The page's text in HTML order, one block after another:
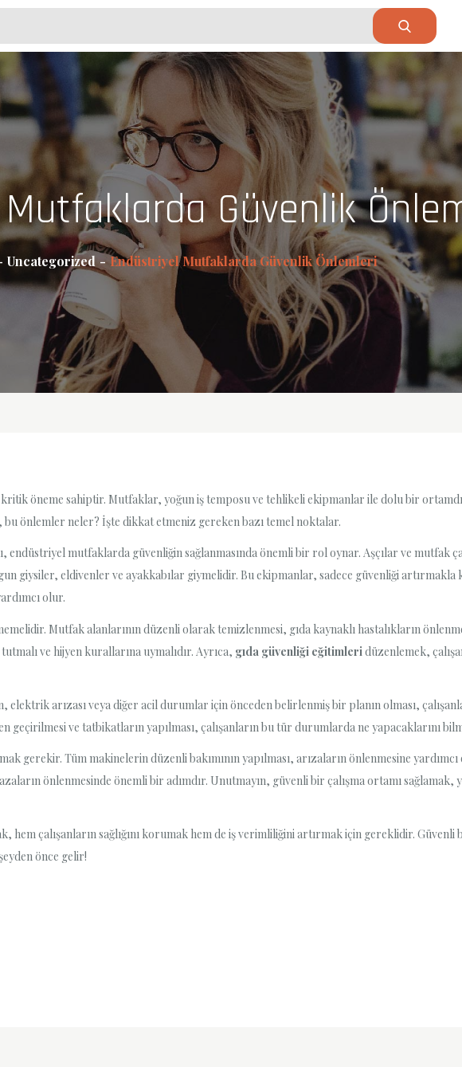
Güvenlik
Uncategorized Endüstriyel Mutfaklarda Güvenlik Önlemleri
kritik öneme sahiptir. Mutfaklar, yoğun iş temposu ve tehlikeli ekipmanlar ile dolu bir
önlemler neler? İşte dikkat etmeniz gereken bazı temel noktalar.
endüstriyel mutfaklarda güvenliğin sağlanmasında önemli bir rol oynar. Aşçılar ve mutfak
giysiler, eldivenler ve ayakkabılar giymelidir. Bu ekipmanlar, sadece güvenliği artırmakla
olur.
Mutfak alanlarının düzenli olarak temizlenmesi, gıda kaynaklı hastalıkların
ve hijyen kurallarına uymalıdır. Ayrıca, gıda güvenliği eğitimleri düzenlemek,
elektrik arızası veya diğer acil durumlar için önceden belirlenmiş bir planın olması,
ve tatbikatların yapılması, çalışanların bu tür durumlarda ne yapacaklarını
gerekir. Tüm makinelerin düzenli bakımının yapılması, arızaların önlenmesine yardımcı
önlenmesinde önemli bir adımdır. Unutmayın, güvenli bir çalışma ortamı sağlamak,
çalışanların sağlığını korumak hem de iş verimliliğini artırmak için gereklidir. Güvenli
önce gelir!